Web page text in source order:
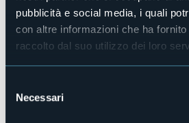
pubblicità e social media, i quali
con altre informazioni che ha
raccolto dal suo utilizzo dei loro
delNecessari
Posti letto
25
info@hotelnovara.com
http://www.hotelnovara.com